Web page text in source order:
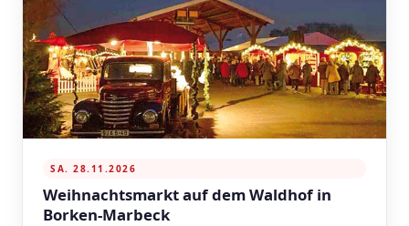
SA. 28.11.2026
Weihnachtsmarkt auf dem Waldhof in
Borken-Marbeck